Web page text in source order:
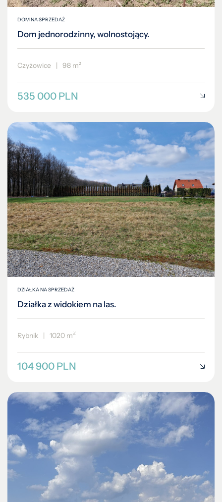
DOM NA SPRZEDAŻ
Dom jednorodzinny, wolnostojący.
Czyżowice | 98 m²
535 000 PLN
DZIAŁKA NA SPRZEDAŻ
Działka z widokiem na las.
Rybnik 1020 m2
104 900 PLN